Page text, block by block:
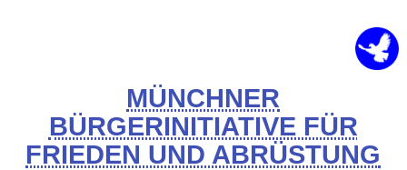
MÜNCHNER
BÜRGERINITIATIVE FÜR
FRIEDEN UND ABRÜSTUNG